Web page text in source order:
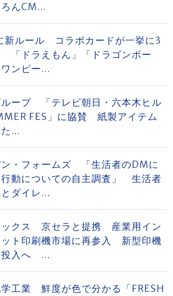
んCM...
新ルール コラボカードが一挙に3
「ドラえもん」「ドラゴンボー
ンピー...
ープ 「テレビ朝日・六本木ヒル
FES」に協賛 紙製アイテム
...
ン・フォームズ 「生活者のDMに
動についての自主調査」 生活者
ダイレ...
ックス 京セラと提携 産業用イン
ット印刷機市場に再参入 新型印機
投入へ ...
工業 鮮度が色で分かる「FRESH